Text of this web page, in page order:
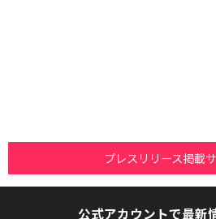
プレスリリース掲載
公式アカウントで最新